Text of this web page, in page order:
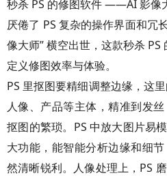
秒杀 PS 的修图软件 ——AI 影像
厌倦了 PS 复杂的操作界面和冗
像大师” 横空出世，这款秒杀
定义修图效率与体验。
PS 里抠图要精细调整边缘，这
人像、产品等主体，精准到发
抠图的繁琐。PS 中放大图片易
大功能，能智能分析边缘和细
然清晰锐利。人像处理上，PS